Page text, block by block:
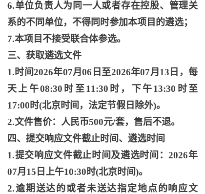
6.单位负责人为同一人或者存在控股、管理关
系的不同单位，不得同时参加本项目的遴选；
7.本项目不接受联合体参选。
三、获取遴选文件
1.时间2026年07月06日至2026年07月13日，每
天上午08:30时至11:30时，下午13:30时至
17:00时(北京时间，法定节假日除外)。
2.文件售价：人民币500元/套，售后不退。
四、提交响应文件截止时间、遴选时间
1.提交响应文件截止时间及遴选时间：2026年
07月15日上午10:30时(北京时间)。
2.逾期送达的或者未送达指定地点的响应文